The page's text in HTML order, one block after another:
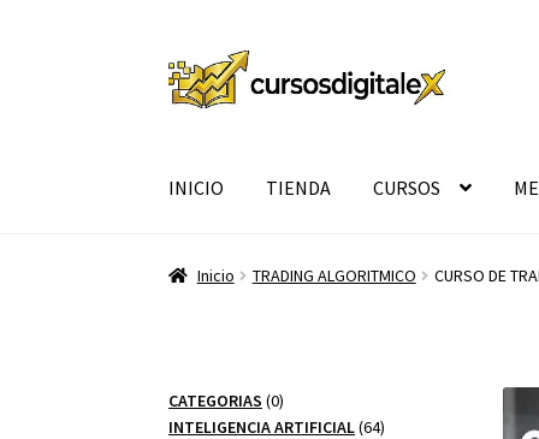
Ir
a
Ir
al
INICIO TIENDA CURSOS
Inicio TRADING ALGORITMICO CURSO DE
CATEGORIAS 00
productos
INTELIGENCIA ARTIFICIAL 6464